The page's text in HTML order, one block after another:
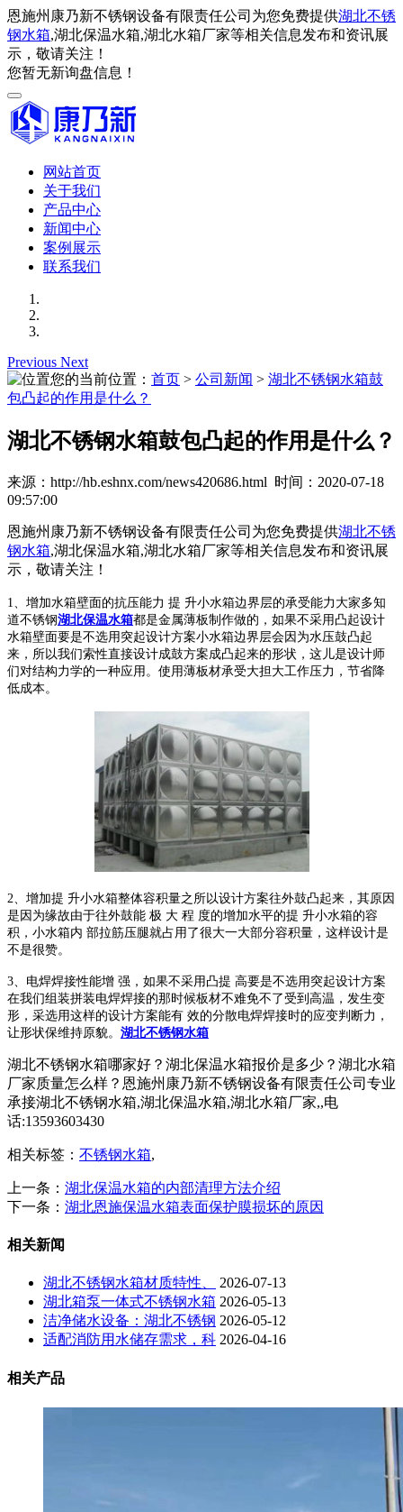
恩施州康乃新不锈钢设备有限责任公司为您免费提供湖北不锈
钢水箱,湖北保温水箱,湖北水箱厂家等相关信息发布和资讯展
示，敬请关注！
您暂无新询盘信息！
网站首页
关于我们
产品中心
新闻中心
案例展示
联系我们
Previous Next
您的当前位置： 首页 > 公司新闻 > 湖北不锈钢水箱鼓
包凸起的作用是什么？
湖北不锈钢水箱鼓包凸起的作用是什么？
来源：http://hb.eshnx.com/news420686.html 时间：2020-07-18
09:57:00
恩施州康乃新不锈钢设备有限责任公司为您免费提供湖北不锈
钢水箱,湖北保温水箱,湖北水箱厂家等相关信息发布和资讯展
示，敬请关注！
1、增加水箱壁面的抗压能力 提 升小水箱边界层的承受能力大家多知
道不锈钢湖北保温水箱都是金属薄板制作做的，如果不采用凸起设计
水箱壁面要是不选用突起设计方案小水箱边界层会因为水压鼓凸起
来，所以我们索性直接设计成鼓方案成凸起来的形状，这儿是设计师
们对结构力学的一种应用。使用薄板材承受大担大工作压力，节省降
低成本。
2、增加提 升小水箱整体容积量之所以设计方案往外鼓凸起来，其原因
是因为缘故由于往外鼓能 极 大 程 度的增加水平的提 升小水箱的容
积，小水箱内 部拉筋压腿就占用了很大一大部分容积量，这样设计是
不是很赞。
3、电焊焊接性能增 强，如果不采用凸提 高要是不选用突起设计方案
在我们组装拼装电焊焊接的那时候板材不难免不了受到高温，发生变
形，采选用这样的设计方案能有 效的分散电焊焊接时的应变判断力，
让形状保维持原貌。 湖北不锈钢水箱
湖北不锈钢水箱哪家好？湖北保温水箱报价是多少？湖北水箱
厂家质量怎么样？恩施州康乃新不锈钢设备有限责任公司专业
承接湖北不锈钢水箱,湖北保温水箱,湖北水箱厂家,,电
话:13593603430
相关标签： 不锈钢水箱,
上一条： 湖北保温水箱的内部清理方法介绍
下一条： 湖北恩施保温水箱表面保护膜损坏的原因
相关新闻
湖北不锈钢水箱材质特性、
2026-07-13
湖北箱泵一体式不锈钢水箱 2026-05-13
洁净储水设备：湖北不锈钢 2026-05-12
适配消防用水储存需求，科 2026-04-16
相关产品